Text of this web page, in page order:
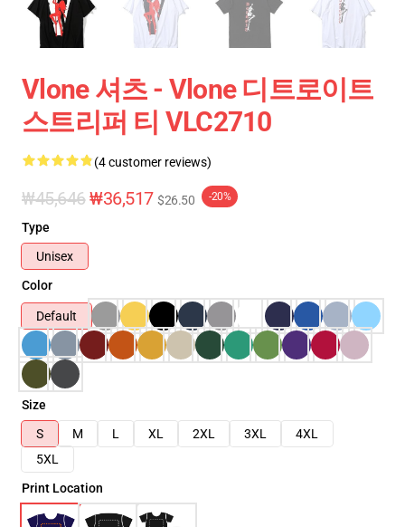
Vlone 셔츠 - Vlone 디트로이트
스트리퍼 티 VLC2710
(4 customer reviews)
₩45,646₩36,517 $26.50 -20%
Type
Unisex
Color
Default
Size
S
M L XL 2XL 3XL
4XL
5XL
Print Location